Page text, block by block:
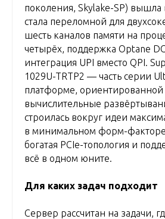
поколения, Skylake-SP) вышла
стала переломной для
шесть каналов памяти на
четырёх, поддержка Optane
интеграция UPI вместо QPI.
1029U-TRTP2 — часть серии
платформе, ориентированной
вычислительные
строилась вокруг идеи
в минимальном форм-
богатая PCIe-топология и
всё в одном юните.
Для каких задач подходит
Сервер рассчитан на задачи,